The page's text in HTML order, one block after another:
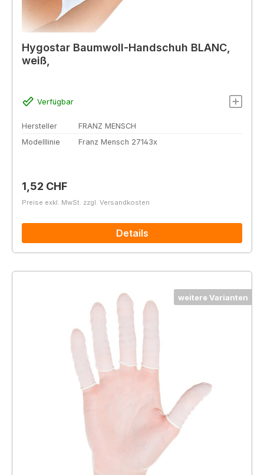
Hygostar Baumwoll-Handschuh BLANC,
weiß,
Verfügbar
Hersteller
FRANZ MENSCH
Modelllinie
Franz Mensch 27143x
Regulärer Preis:
1,52 CHF
Preise exkl. MwSt. zzgl. Versandkosten
Details
weitere Varianten